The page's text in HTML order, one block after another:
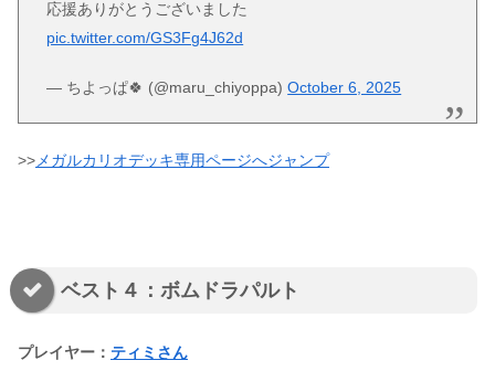
応援ありがとうございました
pic.twitter.com/GS3Fg4J62d
— ちよっぱ🍀 (@maru_chiyoppa)October 6, 2025
>> メガルカリオデッキ専用ページへジャンプ
ベスト４：ボムドラパルト
プレイヤー： ティミさん